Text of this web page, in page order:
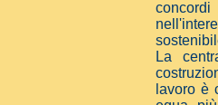
La
lavoro è